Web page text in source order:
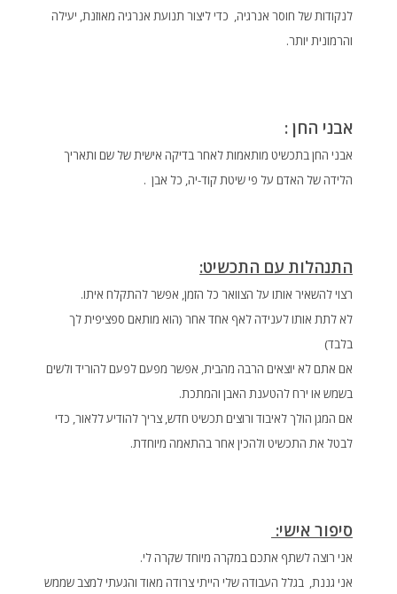
לנקודות של חוסר אנרגיה, כדי ליצור תנועת אנרגיה מאוזנת, יעילה
והרמונית יותר.
אבני החן :
אבני החן בתכשיט מותאמות לאחר בדיקה אישית של שם ותאריך
הלידה של האדם על פי שיטת קוד-יה, כל אבן .
התנהלות עם התכשיט:
רצוי להשאיר אותו על הצוואר כל הזמן, אפשר להתקלח איתו.
לא לתת אותו לענידה לאף אחד אחר (הוא מותאם ספציפית לך
בלבד)
אם אתם לא יוצאים הרבה מהבית, אפשר מפעם לפעם להוריד ולשים
בשמש או ירח להטענת האבן והמתכת.
אם המגן הולך לאיבוד ורוצים תכשיט חדש, צריך להודיע ללאור, כדי
לבטל את התכשיט ולהכין אחר בהתאמה מיוחדת.
סיפור אישי:
אני רוצה לשתף אתכם במקרה מיוחד שקרה לי.
אני גננת, בגלל העבודה שלי הייתי צרודה מאוד והגעתי למצב שממש